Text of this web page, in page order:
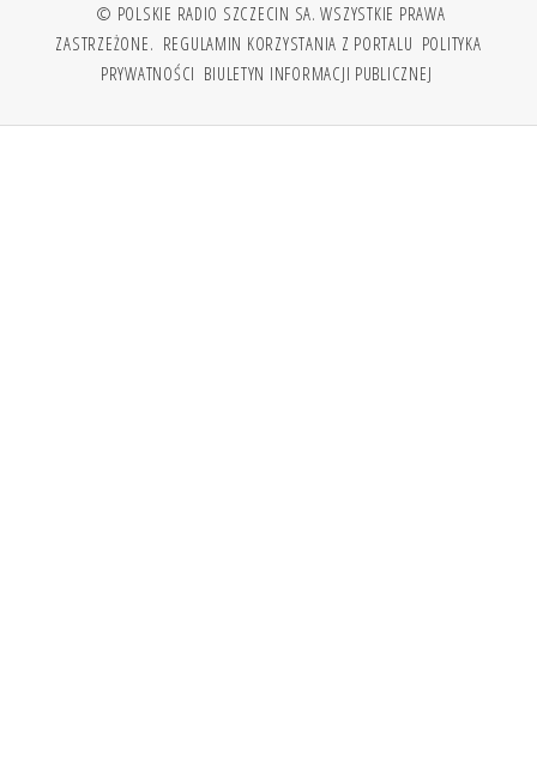
© POLSKIE RADIO SZCZECIN SA. WSZYSTKIE PRAWA
ZASTRZEŻONE. REGULAMIN KORZYSTANIA Z PORTALU POLITYKA
PRYWATNOŚCI BIULETYN INFORMACJI PUBLICZNEJ